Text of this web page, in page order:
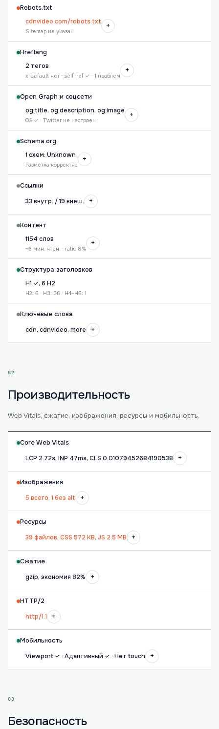
Robots.txt
cdnvideo.com/robots.txt
Sitemap не указан
+
Hreflang
2 тегов
x-default нет · self-ref ✓ · 1 проблем
+
Open Graph и соцсети
og:title, og:description, og:image
OG ✓ · Twitter не настроен
+
Schema.org
1 схем: Unknown
Разметка корректна
+
Ссылки
33 внутр. / 19 внеш.
+
Контент
1154 слов
~6 мин. чтен. · ratio 8%
+
Структура заголовков
H1 ✓, 6 H2
H2: 6 · H3: 36 · H4–H6: 1
Ключевые слова
cdn, cdnvideo, more
+
02
Производительность
Web Vitals, сжатие, изображения, ресурсы и мобильность.
Core Web Vitals
LCP 2.72s, INP 47ms, CLS 0.01079452684190538
+
Изображения
5 всего, 1 без alt
+
Ресурсы
39 файлов, CSS 572 KB, JS 2.5 MB
+
Сжатие
gzip, экономия 82%
+
HTTP/2
http/1.1
+
Мобильность
Viewport ✓ · Адаптивный ✓ · Нет touch
+
03
Безопасность